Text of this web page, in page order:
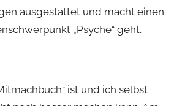
ausgestattet und macht einen
„Psyche“ geht.
ist und ich selbst